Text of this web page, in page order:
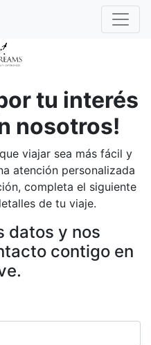
tu interés
nosotros!
viajar sea más fácil y
atención personalizada
completa el siguiente
de tu viaje.
datos y nos
contigo en